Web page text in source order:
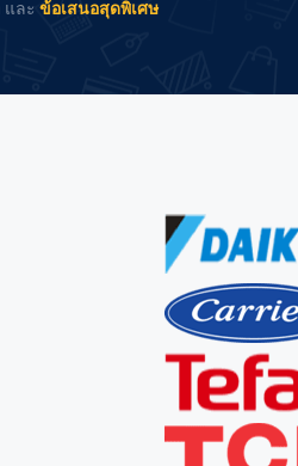
และข้อเสนอสุดพิเศษ